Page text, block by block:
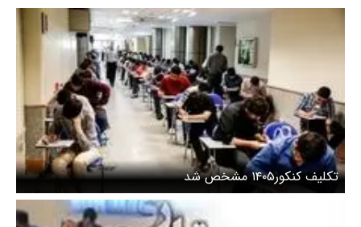
تکلیف کنکور۱۴۰۵ مشخص شد